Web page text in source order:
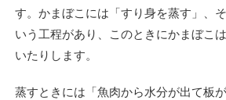
す。かまぼこには「すり身を蒸す」、
いう工程があり、このときにかまぼこ
いたりします。
蒸すときには「魚肉から水分が出て板